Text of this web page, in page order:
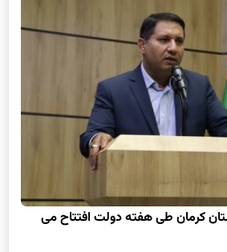
کرمان طی هفته دولت افتتاح می